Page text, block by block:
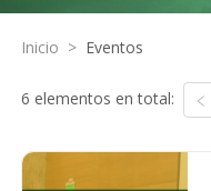
Inicio > Eventos
6 elementos en total: